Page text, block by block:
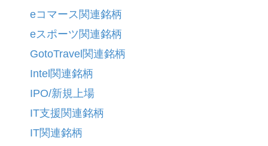
eコマース関連銘柄
eスポーツ関連銘柄
GotoTravel関連銘柄
Intel関連銘柄
IPO/新規上場
IT支援関連銘柄
IT関連銘柄